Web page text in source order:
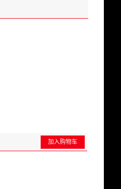
加入购物车